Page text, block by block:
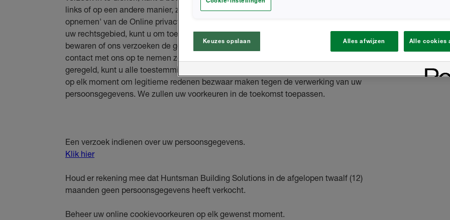
links of op een andere manier, zoals aangegeven in het gedeelte 'Contact met ons
opnemen' van de Online privacyverklaring. Voor zover bepaald door de wetgeving van
uw rechtsgebied, kunt u om toegang vragen tot de persoonsgegevens die we over u
bewaren of ons verzoeken de gegevens te corrigeren, wijzigen of verwijderen door
contact met ons op te nemen zoals hierboven aangegeven. Als dit door de wet is
geregeld, kunt u alle toestemmingen die u eerder aan ons hebt verleend intrekken of
op elk moment om legitieme redenen bezwaar maken tegen de verwerking van uw
persoonsgegevens. We zullen uw voorkeuren in de toekomst toepassen.
Een verzoek indienen over uw persoonsgegevens.
Klik hier
Houd er rekening mee dat Huntsman Building Solutions in de afgelopen twaalf (12)
maanden geen persoonsgegevens heeft verkocht.
Beheer uw online cookievoorkeuren op elk gewenst moment.
Keuzes opslaan Alles afwijzen Alle cookies